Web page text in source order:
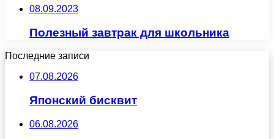
08.09.2023
Полезный завтрак для школьника
Последние записи
07.08.2026
Японский бисквит
06.08.2026